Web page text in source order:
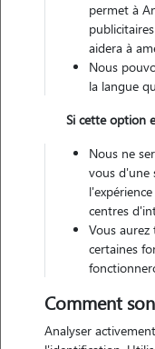
Lot-et-Garonne
Nos dog
permet à
aidera à
Nous
la langue
Si cette option
Nous ne
vous d'une
centres
Vous
certaines
Comment
Analyser